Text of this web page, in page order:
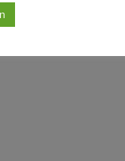
der die
anhand des